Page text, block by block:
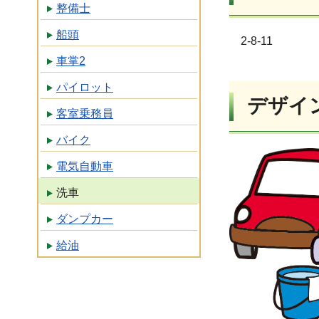
整備士
船頭
車掌2
パイロット
客室乗務員
バイク
電気自動車
洗車
ダンプカー
給油
2-8-11
デザイ